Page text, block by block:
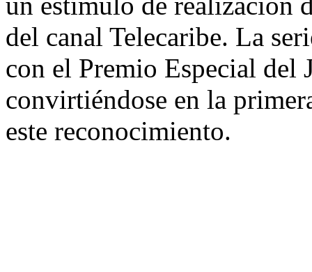
del canal Telecaribe. La
con el Premio Especial del
convirtiéndose en la
este reconocimiento.